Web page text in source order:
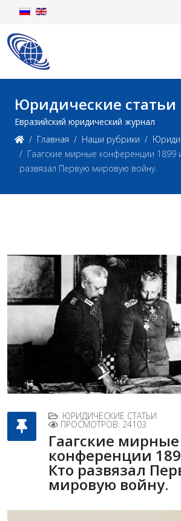
Юридические статьи
Евразийский юридический журнал
Главная
Наши рубрики
Гаагские мирные конференции 1899
развязал Первую мировую войну.
ЮРИДИЧЕСКИЕ СТАТЬИ
ПРОСМОТРОВ: 24103
Гаагские мирные
конференции
Кто развязал
мировую войну.